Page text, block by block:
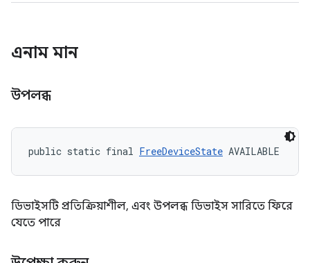
এনাম মান
উপলব্ধ
public static final FreeDeviceState AVAILABLE
ডিভাইসটি প্রতিক্রিয়াশীল, এবং উপলব্ধ ডিভাইস সারিতে ফিরে
যেতে পারে